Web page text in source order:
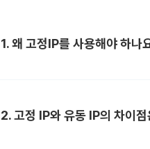
1. 왜 고정IP를 사용해야 하나
2. 고정 IP와 유동 IP의 차이